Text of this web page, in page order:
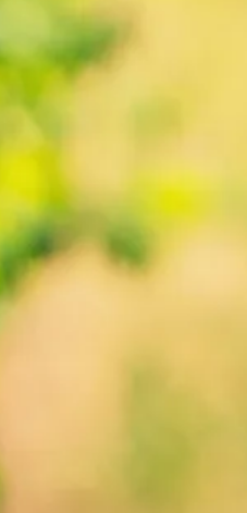
j'accepte lapolitique
site internet
DEMANDE
durable sur sol vivant